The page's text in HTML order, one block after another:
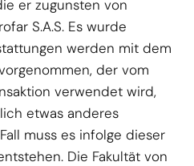
er zugunsten von
S.A.S. Es wurde
werden mit dem
der vom
verwendet wird,
etwas anderes
muss es infolge dieser
Die Fakultät von